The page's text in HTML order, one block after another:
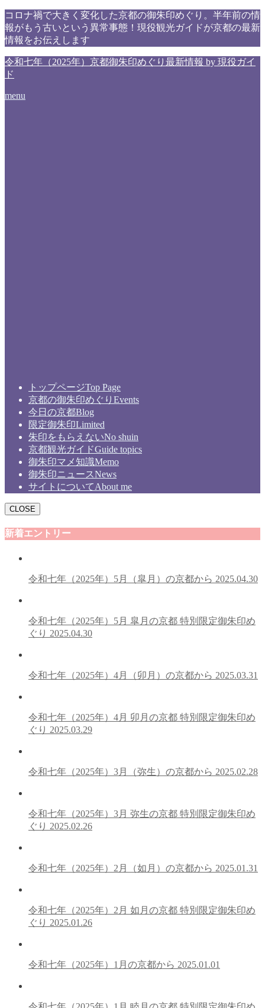
コロナ禍で大きく変化した京都の御朱印めぐり。半年前の情
報がもう古いという異常事態！現役観光ガイドが京都の最新
情報をお伝えします
令和七年（2025年）京都御朱印めぐり最新情報 by 現役ガイ
ド
menu
トップページTop Page
京都の御朱印めぐり Events
今日の京都Blog
限定御朱印Limited
朱印をもらえないNo shuin
京都観光ガイドGuide topics
御朱印マメ知識Memo
御朱印ニュースNews
サイトについてAbout me
CLOSE
新着エントリー
令和七年（2025年）5月（皐月）の京都から 2025.04.30
令和七年（2025年）5月 皐月の京都 特別限定御朱印め
ぐり 2025.04.30
令和七年（2025年）4月（卯月）の京都から 2025.03.31
令和七年（2025年）4月 卯月の京都 特別限定御朱印め
ぐり 2025.03.29
令和七年（2025年）3月（弥生）の京都から 2025.02.28
令和七年（2025年）3月 弥生の京都 特別限定御朱印め
ぐり 2025.02.26
令和七年（2025年）2月（如月）の京都から 2025.01.31
令和七年（2025年）2月 如月の京都 特別限定御朱印め
ぐり 2025.01.26
令和七年（2025年）1月の京都から 2025.01.01